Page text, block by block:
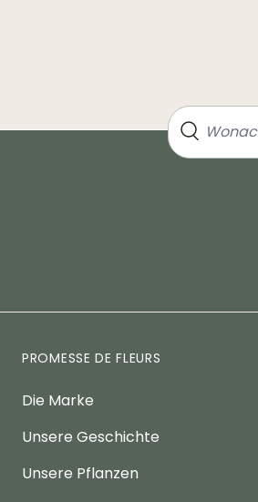
PROMESSE DE FLEURS
Die Marke
Unsere Geschichte
Unsere Pflanzen